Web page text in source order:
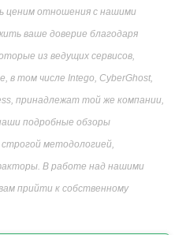
ценим отношения с нашими
ваше доверие благодаря
из ведущих сервисов,
в том числе Intego, CyberGhost,
принадлежат той же компании,
подробные обзоры
методологией,
В работе над нашими
прийти к собственному